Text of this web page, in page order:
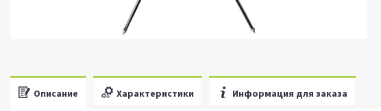
Описание Характеристики Информация для заказа